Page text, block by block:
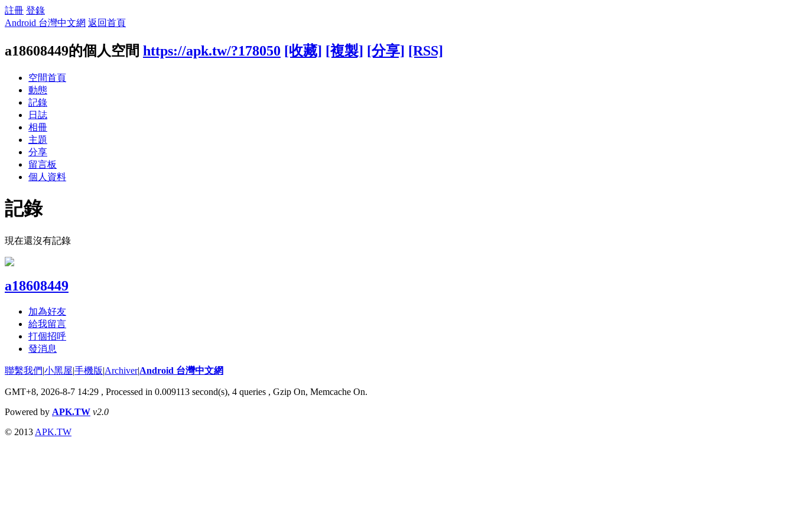
註冊 登錄
Android 台灣中文網 返回首頁
a18608449的個人空間 https://apk.tw/?178050 [收藏] [複製] [分享] [RSS]
空間首頁
動態
記錄
日誌
相冊
主題
分享
留言板
個人資料
記錄
現在還沒有記錄
a18608449
加為好友
給我留言
打個招呼
發消息
聯繫我們|小黑屋|手機版|Archiver|Android 台灣中文網
GMT+8, 2026-8-7 14:29 , Processed in 0.009113 second(s), 4 queries , Gzip On, Memcache On.
Powered by APK.TW v2.0
© 2013 APK.TW